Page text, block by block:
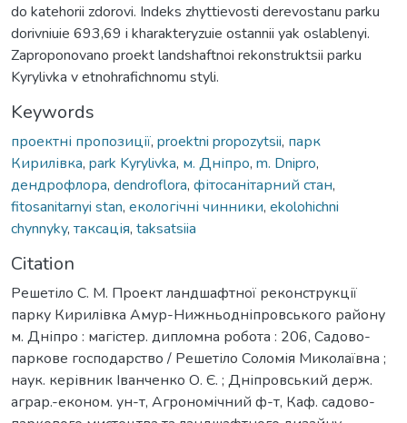
do katehorii zdorovi. Indeks zhyttievosti derevostanu parku
dorivniuie 693,69 i kharakteryzuie ostannii yak oslablenyi.
Zaproponovano proekt landshaftnoi rekonstruktsii parku
Kyrylivka v etnohrafichnomu styli.
Keywords
проектні пропозиції, proektni propozytsii, парк
Кирилівка, park Kyrylivka, м. Дніпро, m. Dnipro,
дендрофлора, dendroflora, фітосанітарний стан,
fitosanitarnyi stan, екологічні чинники, ekolohichni
chynnyky, таксація, taksatsiia
Citation
Решетіло С. М. Проект ландшафтної реконструкції
парку Кирилівка Амур-Нижньодніпровського району
м. Дніпро : магістер. дипломна робота : 206, Садово-
паркове господарство / Решетіло Соломія Миколаївна ;
наук. керівник Іванченко О. Є. ; Дніпровський держ.
аграр.-економ. ун-т, Агрономічний ф-т, Каф. садово-